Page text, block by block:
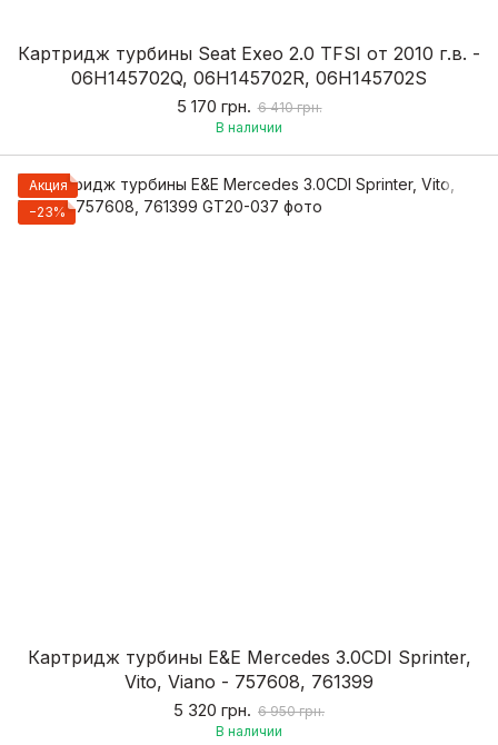
Картридж турбины Seat Exeo 2.0 TFSI от 2010 г.в. -
06H145702Q, 06H145702R, 06H145702S
5 170 грн. 6 410 грн.
В наличии
Акция
−23%
Картридж турбины E&E Mercedes 3.0CDI Sprinter,
Vito, Viano - 757608, 761399
5 320 грн. 6 950 грн.
В наличии